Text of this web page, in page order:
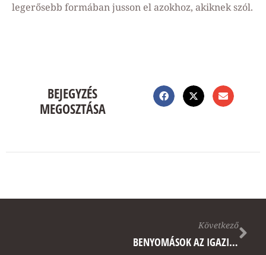
legerősebb formában jusson el azokhoz, akiknek szól.
BEJEGYZÉS
MEGOSZTÁSA
Következő
BENYOMÁSOK AZ IGAZI NAGYSÁGRÓL